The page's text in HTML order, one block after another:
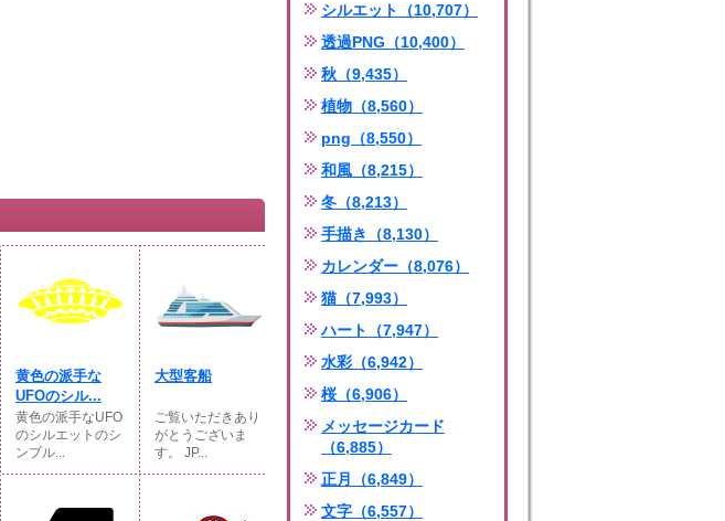
黄色の派手な
UFOのシル...
黄色の派手なUFO
のシルエットのシ
ンプル...
大型客船
ご覧いただきあり
がとうございま
す。 JP...
シルエット（10,707）
透過PNG（10,400）
秋（9,435）
植物（8,560）
png（8,550）
和風（8,215）
冬（8,213）
手描き（8,130）
カレンダー（8,076）
猫（7,993）
ハート（7,947）
水彩（6,942）
桜（6,906）
メッセージカード
（6,885）
正月（6,849）
文字（6,557）